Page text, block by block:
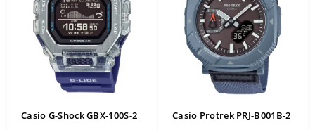
Casio G-Shock GBX-100S-2 Casio Protrek PRJ-B001B-2